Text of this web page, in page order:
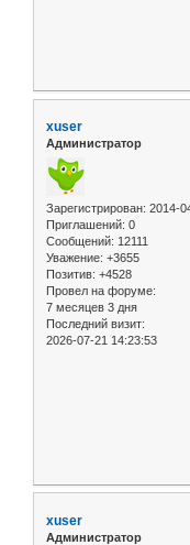
xuser
Администратор
Зарегистрирован: 2014-
Приглашений: 0
Сообщений: 12111
Уважение: +3655
Позитив: +4528
Провел на форуме:
7 месяцев 3 дня
Последний визит:
2026-07-21 14:23:53
xuser
Администратор